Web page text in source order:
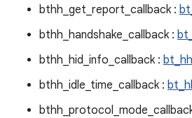
bthh_get_report_callback :
bthh_handshake_callback :
bthh_hid_info_callback :
bthh_idle_time_callback :